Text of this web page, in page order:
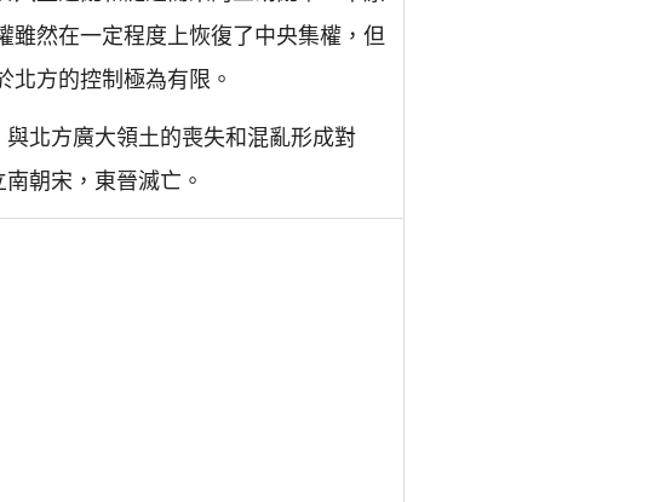
雖然在一定程度上恢復了中央集權，但
北方的控制極為有限。
北方廣大領土的喪失和混亂形成對
朝宋，東晉滅亡。